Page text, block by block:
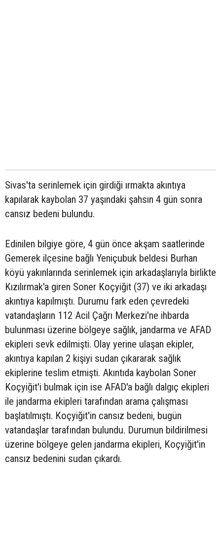
Sivas'ta serinlemek için girdiği ırmakta akıntıya
kapılarak kaybolan 37 yaşındaki şahsın 4 gün sonra
cansız bedeni bulundu.
Edinilen bilgiye göre, 4 gün önce akşam saatlerinde
Gemerek ilçesine bağlı Yeniçubuk beldesi Burhan
köyü yakınlarında serinlemek için arkadaşlarıyla birlikte
Kızılırmak'a giren Soner Koçyiğit (37) ve iki arkadaşı
akıntıya kapılmıştı. Durumu fark eden çevredeki
vatandaşların 112 Acil Çağrı Merkezi'ne ihbarda
bulunması üzerine bölgeye sağlık, jandarma ve AFAD
ekipleri sevk edilmişti. Olay yerine ulaşan ekipler,
akıntıya kapılan 2 kişiyi sudan çıkararak sağlık
ekiplerine teslim etmişti. Akıntıda kaybolan Soner
Koçyiğit'i bulmak için ise AFAD'a bağlı dalgıç ekipleri
ile jandarma ekipleri tarafından arama çalışması
başlatılmıştı. Koçyiğit'in cansız bedeni, bugün
vatandaşlar tarafından bulundu. Durumun bildirilmesi
üzerine bölgeye gelen jandarma ekipleri, Koçyiğit'in
cansız bedenini sudan çıkardı.